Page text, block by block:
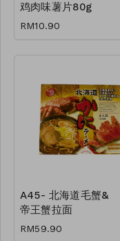
鸡肉味薯片80g
RM10.90
A45- 北海道毛蟹&
帝王蟹拉面
RM59.90